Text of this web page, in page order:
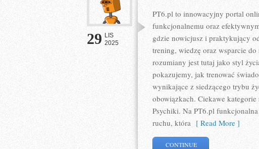
29 LIS
2025
PT6.pl to innowacyjny portal
funkcjonalnemu oraz
gdzie nowicjusz i praktykujący
trening, wiedzę oraz wsparcie
rozumiany jest tutaj jako styl
pokazujemy, jak trenować
wynikające z siedzącego trybu
obowiązkach. Ciekawe
Psychiki. Na PT6.pl
ruchu, która [ Read More ]
CONTINUE